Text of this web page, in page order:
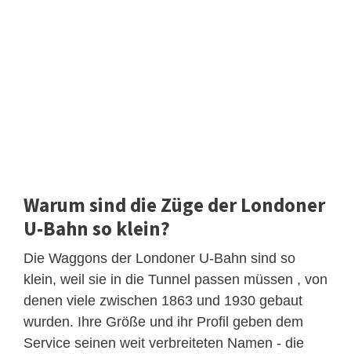
Warum sind die Züge der Londoner
U-Bahn so klein?
Die Waggons der Londoner U-Bahn sind so
klein, weil sie in die Tunnel passen müssen , von
denen viele zwischen 1863 und 1930 gebaut
wurden. Ihre Größe und ihr Profil geben dem
Service seinen weit verbreiteten Namen - die